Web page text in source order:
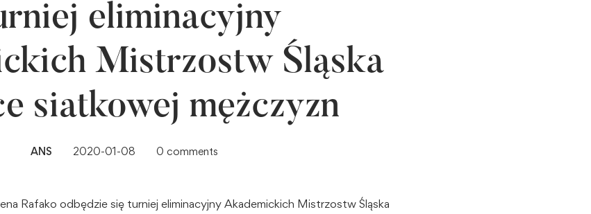
eliminacyjny
Mistrzostw Śląska
siatkowej mężczyzn
ANS 2020-01-08 0 comments
Rafako odbędzie się turniej eliminacyjny Akademickich Mistrzostw Śląska